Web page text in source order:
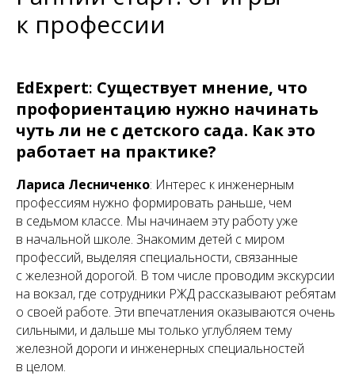
к профессии
EdExpert: Существует мнение, что
профориентацию нужно начинать
чуть ли не с детского сада. Как это
работает на практике?
Лариса Лесниченко: Интерес к инженерным
профессиям нужно формировать раньше, чем
в седьмом классе. Мы начинаем эту работу уже
в начальной школе. Знакомим детей с миром
профессий, выделяя специальности, связанные
с железной дорогой. В том числе проводим экскурсии
на вокзал, где сотрудники РЖД рассказывают ребятам
о своей работе. Эти впечатления оказываются очень
сильными, и дальше мы только углубляем тему
железной дороги и инженерных специальностей
в целом.